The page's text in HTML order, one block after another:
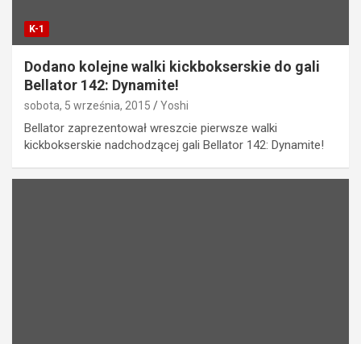
K-1
Dodano kolejne walki kickbokserskie do gali
Bellator 142: Dynamite!
sobota, 5 września, 2015 Yoshi
Bellator zaprezentował wreszcie pierwsze walki
kickbokserskie nadchodzącej gali Bellator 142: Dynamite!